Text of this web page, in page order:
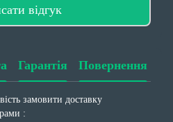
відгук
Гарантія Повернення
замовити доставку
: